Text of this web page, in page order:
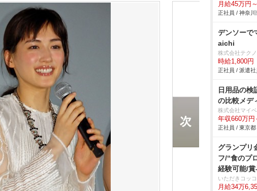
月給45万円
正社員 / 神奈川
デンソーで
aichi
株式会社テク
時給1,800円
正社員 / 派遣
日用品の検
の比較メデ
株式会社マイベ
年収660万円
正社員 / 東京都
グランプリ
フ/“食のプ
経験可能/賞
いただきコッ
月給34万